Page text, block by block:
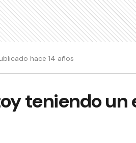
hace 14 años
teniendo un